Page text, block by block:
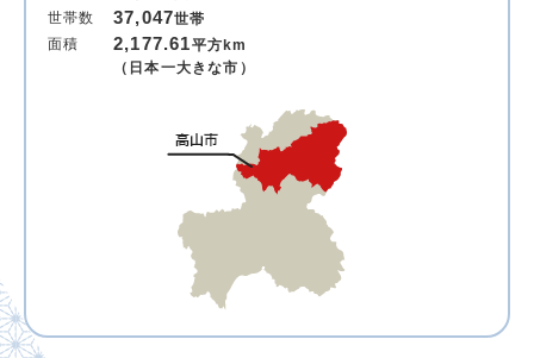
世帯数
37,047世帯
面積
2,177.61平方km
（日本一大きな市）